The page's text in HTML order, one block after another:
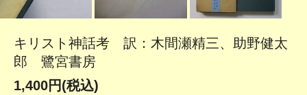
キリスト神話考 訳：木間瀬精三、助野健太
郎 鷺宮書房
1,400円(税込)